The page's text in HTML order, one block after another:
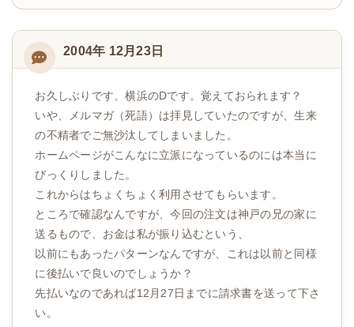
2004年 12月23日
お久しぶりです、横浜のDです。覚えておられます？
いや、メルマガ（死語）は拝見していたのですが、生来
の不精者でご無沙汰してしまいました。
ホームページがこんなに立派になっているのには本当に
びっくりしました。
これからはちょくちょく利用させてもらいます。
ところで確認なんですが、今回の注文は神戸の兄の家に
送るもので、お金は私が振り込むという、
以前にもあったパターンなんですが、これは以前と同様
に後払いで良いのでしょうか？
先払いなのであれば12月27日までに請求書を送って下さ
い。